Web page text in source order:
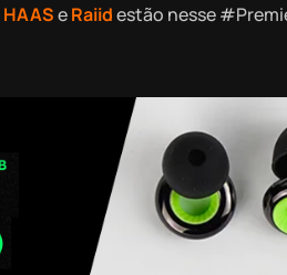
HAASeRaiidestão nesse